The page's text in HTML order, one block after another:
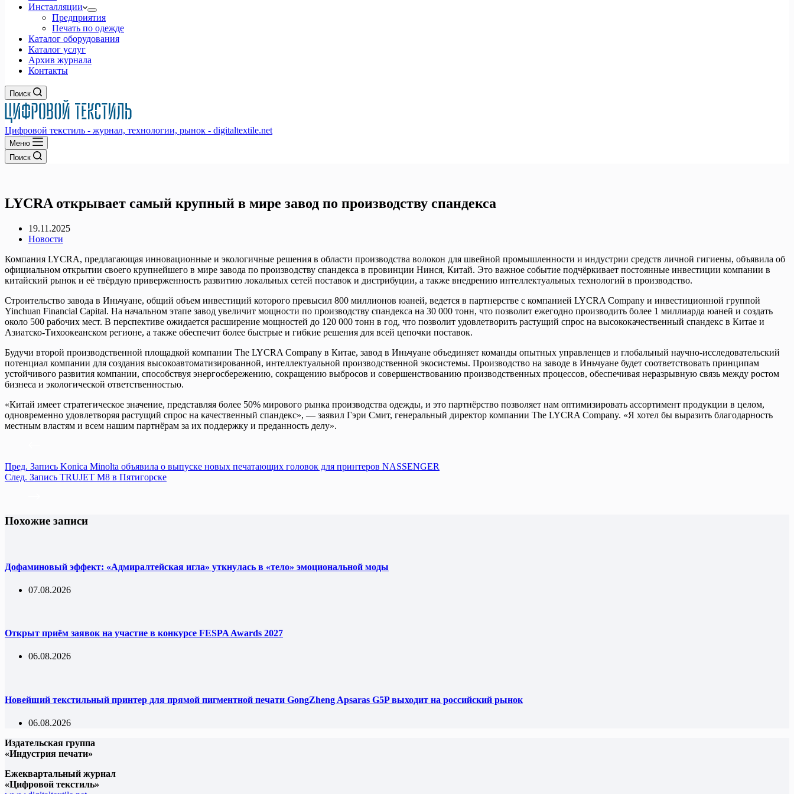
Инсталляции
Предприятия
Печать по одежде
Каталог оборудования
Каталог услуг
Архив журнала
Контакты
Поиск
Цифровой текстиль - журнал, технологии, рынок - digitaltextile.net
Меню
Поиск
LYCRA открывает самый крупный в мире завод по производству спандекса
19.11.2025
Новости
Компания LYCRA, предлагающая инновационные и экологичные решения в области производства волокон для швейной промышленности и индустрии средств личной гигиены, объявила об
официальном открытии своего крупнейшего в мире завода по производству спандекса в провинции Нинся, Китай. Это важное событие подчёркивает постоянные инвестиции компании в
китайский рынок и её твёрдую приверженность развитию локальных сетей поставок и дистрибуции, а также внедрению интеллектуальных технологий в производство.
Строительство завода в Иньчуане, общий объем инвестиций которого превысил 800 миллионов юаней, ведется в партнерстве с компанией LYCRA Company и инвестиционной группой
Yinchuan Financial Capital. На начальном этапе завод увеличит мощности по производству спандекса на 30 000 тонн, что позволит ежегодно производить более 1 миллиарда юаней и создать
около 500 рабочих мест. В перспективе ожидается расширение мощностей до 120 000 тонн в год, что позволит удовлетворить растущий спрос на высококачественный спандекс в Китае и
Азиатско-Тихоокеанском регионе, а также обеспечит более быстрые и гибкие решения для всей цепочки поставок.
Будучи второй производственной площадкой компании The LYCRA Company в Китае, завод в Иньчуане объединяет команды опытных управленцев и глобальный научно-исследовательский
потенциал компании для создания высокоавтоматизированной, интеллектуальной производственной экосистемы. Производство на заводе в Иньчуане будет соответствовать принципам
устойчивого развития компании, способствуя энергосбережению, сокращению выбросов и совершенствованию производственных процессов, обеспечивая неразрывную связь между ростом
бизнеса и экологической ответственностью.
«Китай имеет стратегическое значение, представляя более 50% мирового рынка производства одежды, и это партнёрство позволяет нам оптимизировать ассортимент продукции в целом,
одновременно удовлетворяя растущий спрос на качественный спандекс», — заявил Гэри Смит, генеральный директор компании The LYCRA Company. «Я хотел бы выразить благодарность
местным властям и всем нашим партнёрам за их поддержку и преданность делу».
Пред. Запись Konica Minolta объявила о выпуске новых печатающих головок для принтеров NASSENGER
След. Запись TRUJET M8 в Пятигорске
Похожие записи
Дофаминовый эффект: «Адмиралтейская игла» уткнулась в «тело» эмоциональной моды
07.08.2026
Открыт приём заявок на участие в конкурсе FESPA Awards 2027
06.08.2026
Новейший текстильный принтер для прямой пигментной печати GongZheng Apsaras G5P выходит на российский рынок
06.08.2026
Издательская группа
«Индустрия печати»
Ежеквартальный журнал
«Цифровой текстиль»